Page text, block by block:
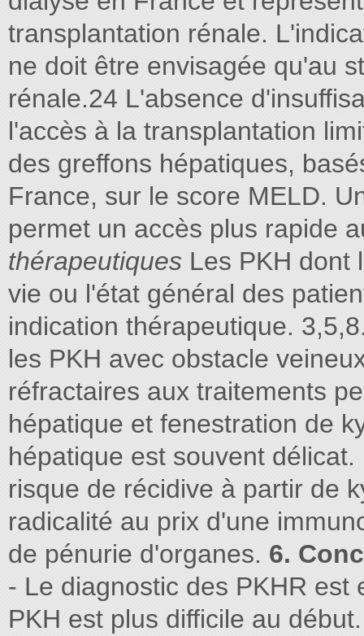
transplantation rénale.
ne doit être envisagée qu'au
rénale.24 L'absence
l'accès à la transplantation
des greffons hépatiques,
France, sur le score MELD.
permet un accès plus rapide
thérapeutiques Les PKH dont
vie ou l'état général des
indication thérapeutique.
les PKH avec obstacle
réfractaires aux traitements
hépatique et fenestration de
hépatique est souvent
risque de récidive à partir de
radicalité au prix d'une
de pénurie d'organes. 6.
- Le diagnostic des PKHR
PKH est plus difficile au